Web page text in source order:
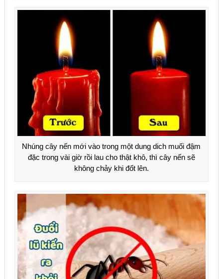
Nhúng cây nến mới vào trong một dung dich muối đậm
đặc trong vài giờ rồi lau cho thật khô, thì cây nến sẽ
không chảy khi đốt lên.